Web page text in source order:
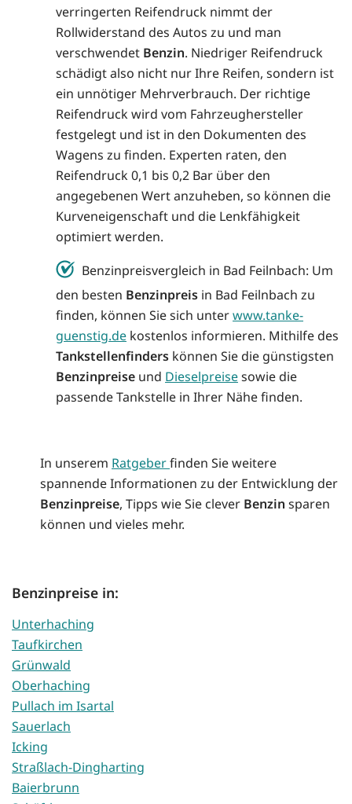
verringerten Reifendruck nimmt der
Rollwiderstand des Autos zu und man
verschwendet Benzin. Niedriger Reifendruck
schädigt also nicht nur Ihre Reifen, sondern ist
ein unnötiger Mehrverbrauch. Der richtige
Reifendruck wird vom Fahrzeughersteller
festgelegt und ist in den Dokumenten des
Wagens zu finden. Experten raten, den
Reifendruck 0,1 bis 0,2 Bar über den
angegebenen Wert anzuheben, so können die
Kurveneigenschaft und die Lenkfähigkeit
optimiert werden.
Benzinpreisvergleich in Bad Feilnbach: Um
den besten Benzinpreis in Bad Feilnbach zu
finden, können Sie sich unterwww.tanke-
guenstig.de kostenlos informieren. Mithilfe des
Tankstellenfinders können Sie die günstigsten
Benzinpreise und Dieselpreisesowie die
passende Tankstelle in Ihrer Nähe finden.
In unserem Ratgeberfinden Sie weitere
spannende Informationen zu der Entwicklung der
Benzinpreise, Tipps wie Sie clever Benzin sparen
können und vieles mehr.
Benzinpreise in:
Unterhaching
Taufkirchen
Grünwald
Oberhaching
Pullach im Isartal
Sauerlach
Icking
Straßlach-Dingharting
Baierbrunn